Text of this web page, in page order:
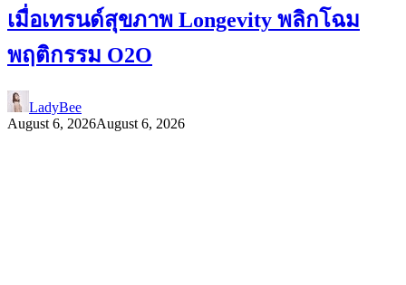
เมื่อเทรนด์สุขภาพ Longevity พลิกโฉม
พฤติกรรม O2O
LadyBee
August 6, 2026August 6, 2026